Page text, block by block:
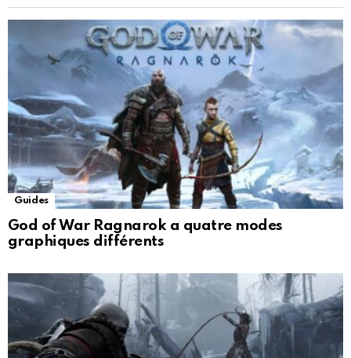
Guides
God of War Ragnarok a quatre modes
graphiques différents